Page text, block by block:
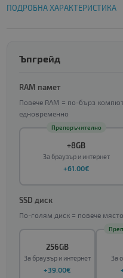
ПОДРОБНА ХАРАКТЕРИСТИКА
Ъпгрейд
RAM памет
Повече RAM = по-бърз
едновременно
+8GB
За браузър и интернет
+61.00€
Препоръчително
SSD диск
По-голям диск = повече
256GB
За браузър и интернет
+39.00€
За